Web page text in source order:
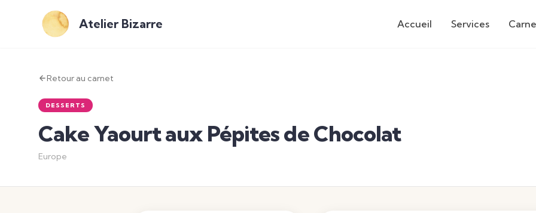
Atelier Bizarre Accueil Services
Retour au carnet
DESSERTS
Cake Yaourt aux Pépites de Chocolat
Europe